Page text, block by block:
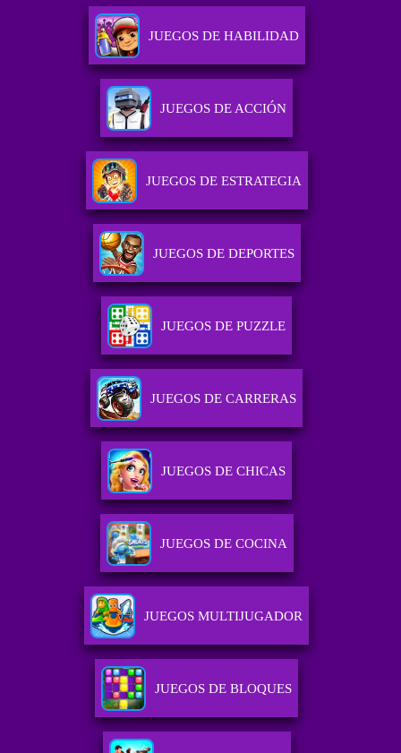
JUEGOS DE HABILIDAD
JUEGOS DE ACCIÓN
JUEGOS DE ESTRATEGIA
JUEGOS DE DEPORTES
JUEGOS DE PUZZLE
JUEGOS DE CARRERAS
JUEGOS DE CHICAS
JUEGOS DE COCINA
JUEGOS MULTIJUGADOR
JUEGOS DE BLOQUES